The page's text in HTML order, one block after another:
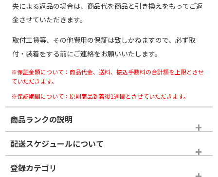
失による返品の場合は、商品代を商品と引き換えをもってご返
金させていただきます。
取付工賃等、その他費用の保証は致しかねますので、必ず取
付・装着をする前にご連絡をお願いいたします。
※保証金額について：商品代金、送料、振込手数料の合計額を上限とさせ
ていただきます。
※保証期間について：原則商品到着後1週間とさせていただきます。
商品ランクの説明
※商品ランクは出品者の主観により判断しておりますので、あら
かじめご了承ください。
ホイールランク
配送スケジュールについて
登録カテゴリ